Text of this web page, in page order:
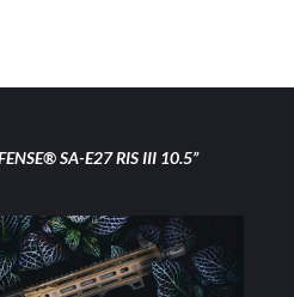
SA-E27 RIS III 10.5”